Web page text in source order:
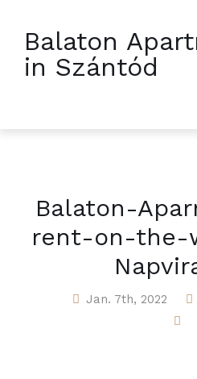
Balaton
in Szántód
Balaton-
rent-on-the-
Jan. 7th, 2022